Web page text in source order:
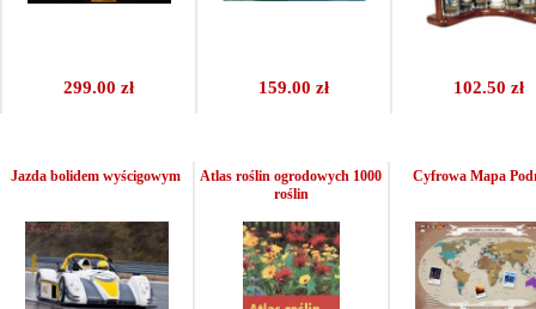
299.00 zł 159.00 zł 102.50 zł
Jazda bolidem wyścigowym
Atlas roślin ogrodowych 1000
roślin
Cyfrowa Mapa